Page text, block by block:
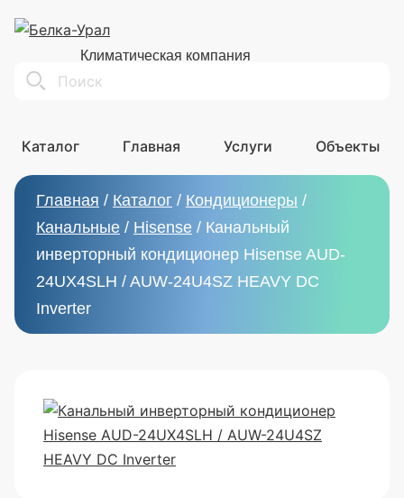
Климатическая компания
Search
Каталог Главная Услуги Объекты
Главная / Каталог / Кондиционеры /
Канальные / Hisense / Канальный
инверторный кондиционер Hisense AUD-
24UX4SLH / AUW-24U4SZ HEAVY DC
Inverter